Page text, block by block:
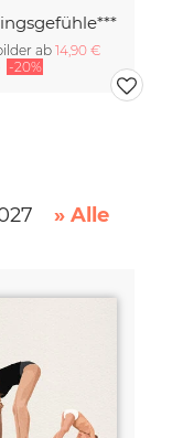
ab14,90 €
-20%
» Alle